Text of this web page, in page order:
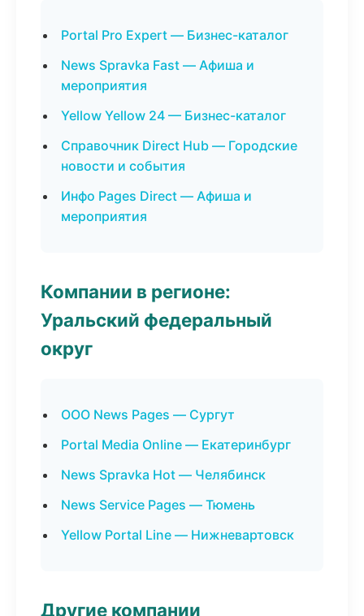
Portal Pro Expert — Бизнес-каталог
News Spravka Fast — Афиша и
мероприятия
Yellow Yellow 24 — Бизнес-каталог
Справочник Direct Hub — Городские
новости и события
Инфо Pages Direct — Афиша и
мероприятия
Компании в регионе:
Уральский федеральный
округ
ООО News Pages — Сургут
Portal Media Online — Екатеринбург
News Spravka Hot — Челябинск
News Service Pages — Тюмень
Yellow Portal Line — Нижневартовск
Другие компании